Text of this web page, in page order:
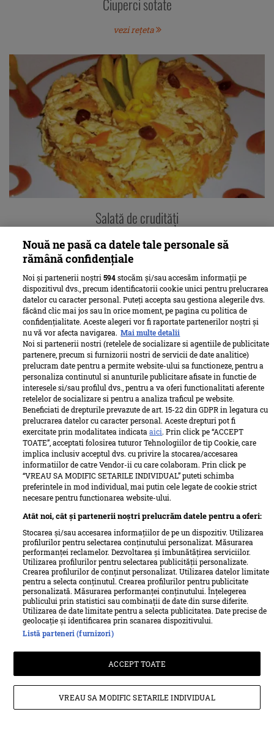
Ciuperci sotate
vezi rețeta
Salată de crudităţi
vezi rețeta
Pâine cu 6 cereale făcută la maşină
vezi rețeta
Salată de andive
vezi rețeta
Nouă ne pasă ca datele tale personale să
rămână confidențiale
Noi și partenerii noștri594stocăm și/sau accesăm informații pe
dispozitivul dvs., precum identificatorii cookie unici pentru prelucrarea
datelor cu caracter personal. Puteți accepta sau gestiona alegerile dvs.
făcând clic mai jos sau în orice moment, pe pagina cu politica de
confidențialitate. Aceste alegeri vor fi raportate partenerilor noștri și
nu vă vor afecta navigarea. Mai multe detalii
Noi si partenerii nostri (retelele de socializare si agentiile de publicitate
partenere, precum si furnizorii nostri de servicii de date analitice)
prelucram date pentru a permite website-ului sa functioneze, pentru a
personaliza continutul si anunturile publicitare afisate in functie de
interesele si/sau profilul dvs., pentru a va oferi functionalitati aferente
retelelor de socializare si pentru a analiza traficul pe website.
Beneficiati de drepturile prevazute de art. 15-22 din GDPR in legatura cu
prelucrarea datelor cu caracter personal. Aceste drepturi pot fi
exercitate prin modalitatea indicataaici. Prin click pe “ACCEPT
TOATE”, acceptati folosirea tuturor Tehnologiilor de tip Cookie, care
implica inclusiv acceptul dvs. cu privire la stocarea/accesarea
informatiilor de catre Vendor-ii cu care colaboram. Prin click pe
“VREAU SA MODIFIC SETARILE INDIVIDUAL” puteti schimba
preferintele in mod individual, mai putin cele legate de cookie strict
necesare pentru functionarea website-ului.
Atât noi, cât și partenerii noștri prelucrăm datele pentru a oferi:
Stocarea și/sau accesarea informațiilor de pe un dispozitiv. Utilizarea
profilurilor pentru selectarea conținutului personalizat. Măsurarea
performanței reclamelor. Dezvoltarea și îmbunătățirea serviciilor.
Utilizarea profilurilor pentru selectarea publicității personalizate.
Crearea profilurilor de conținut personalizat. Utilizarea datelor limitate
pentru a selecta conținutul. Crearea profilurilor pentru publicitate
personalizată. Măsurarea performanței conținutului. Înțelegerea
publicului prin statistici sau combinații de date din surse diferite.
Utilizarea de date limitate pentru a selecta publicitatea. Date precise de
geolocație și identificarea prin scanarea dispozitivului.
Listă parteneri (furnizori)
ACCEPT TOATE
VREAU SA MODIFIC SETARILE INDIVIDUAL